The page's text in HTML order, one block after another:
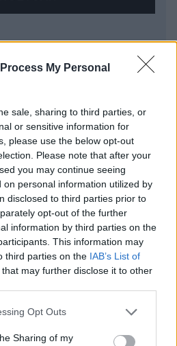
My Personal
sale, sharing to third parties, or
or sensitive information for
please use the below opt-out
Please note that after your
you may continue seeing
on personal information utilized by
disclosed to third parties prior to
opt-out of the further
information by third parties on the
This information may
third parties on the IAB’s List of
that may further disclose it to other
app uses one or more Google
behaviour. You may click to
Opt Outs
Sharing of my
Σχολιασμένα
στα πόδια; Η
μου θα έχει μπει σε τάξη.
για τα γενέθλιά της και
της
παίκτες, απαντά η